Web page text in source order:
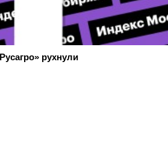
рухнули